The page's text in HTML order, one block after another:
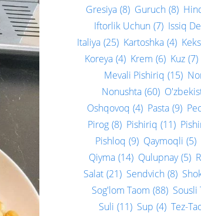
Gresiya (8) Guruch (8)
Iftorlik Uchun (7) Issiq
Italiya (25) Kartoshka (4) Keks
Koreya (4) Krem (6) Kuz (7)
Mevali Pishiriq (15)
Nonushta (60)
Oshqovoq (4) Pasta (9)
Pirog (8) Pishiriq (11)
Pishloq (9) Qaymoqli (5)
Qiyma (14) Qulupnay (5)
Salat (21) Sendvich (8)
Sog'lom Taom (88) Sousli
Suli (11) Sup (4) Tez-